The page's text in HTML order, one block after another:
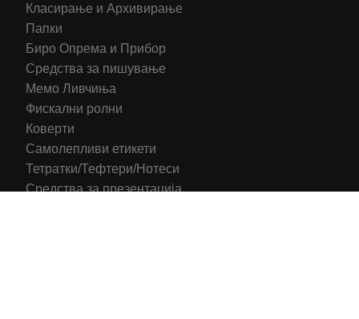
Класирање и Архивирање
Папки
Биро Опрема и Прибор
Средства за пишување
Мемо Ливчиња
Фискални ролни
Коверти
Самолепливи етикети
Тетратки/Тефтери/Нотеси
Средства за презентација